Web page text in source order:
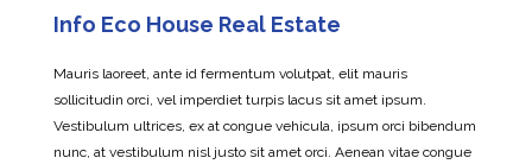
Info Eco House Real Estate
Mauris laoreet, ante id fermentum volutpat, elit mauris
sollicitudin orci, vel imperdiet turpis lacus sit amet ipsum.
Vestibulum ultrices, ex at congue vehicula, ipsum orci bibendum
nunc, at vestibulum nisl justo sit amet orci. Aenean vitae congue